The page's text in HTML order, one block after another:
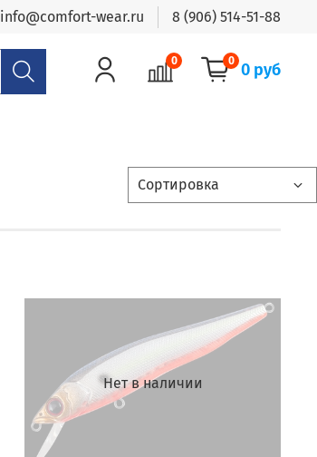
info@comfort-wear.ru 8 (906) 514-51-88
0 0 0 руб
Нет в наличии